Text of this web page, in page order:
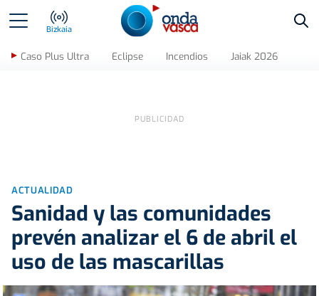
Bizkaia
Caso Plus Ultra Eclipse Incendios Jaiak 2026
ACTUALIDAD
Sanidad y las comunidades
prevén analizar el 6 de abril el
uso de las mascarillas